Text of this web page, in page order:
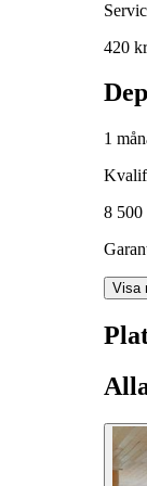
420 kr
1
8 500
Visa